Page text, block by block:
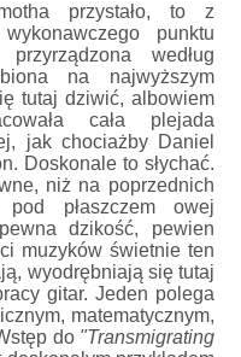
przystało, to z
punktu
według
na najwyższym
tutaj dziwić, albowiem
cała plejada
jak chociażby Daniel
Doskonale to słychać.
niż na poprzednich
pod płaszczem owej
dzikość, pewien
muzyków świetnie ten
wyodrębniają się tutaj
gitar. Jeden polega
matematycznym,
do "Transmigrating